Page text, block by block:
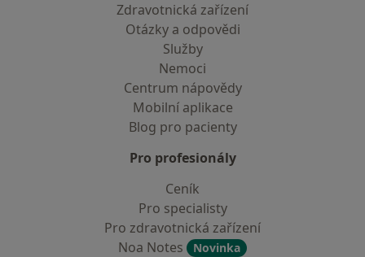
Zdravotnická zařízení
Otázky a odpovědi
Služby
Nemoci
Centrum nápovědy
Mobilní aplikace
Blog pro pacienty
Pro profesionály
Ceník
Pro specialisty
Pro zdravotnická zařízení
Noa Notes
Novinka